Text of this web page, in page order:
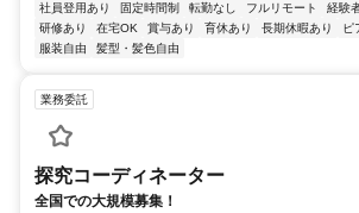
社員登用あり 固定時間制 転勤なし フルリモート 経験
研修あり
在宅OK 賞与あり 育休あり 長期休暇あり ピ
服装自由
髪型・髪色自由
業務委託
探究コーディネーター
全国での大規模募集！